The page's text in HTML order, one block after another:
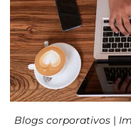
Blogs corporativos |